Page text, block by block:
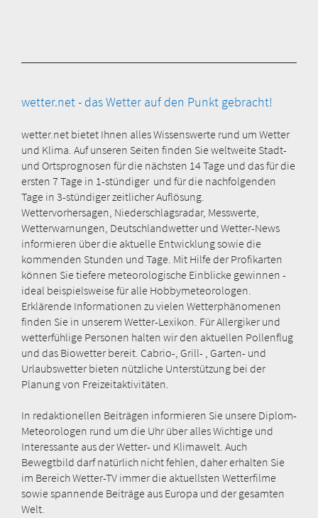
wetter.net - das Wetter auf den Punkt gebracht!
wetter.net bietet Ihnen alles Wissenswerte rund um Wetter
und Klima. Auf unseren Seiten finden Sie weltweite Stadt-
und Ortsprognosen für die nächsten 14 Tage und das für die
ersten 7 Tage in 1-stündiger und für die nachfolgenden
Tage in 3-stündiger zeitlicher Auflösung.
Wettervorhersagen, Niederschlagsradar, Messwerte,
Wetterwarnungen, Deutschlandwetter und Wetter-News
informieren über die aktuelle Entwicklung sowie die
kommenden Stunden und Tage. Mit Hilfe der Profikarten
können Sie tiefere meteorologische Einblicke gewinnen -
ideal beispielsweise für alle Hobbymeteorologen.
Erklärende Informationen zu vielen Wetterphänomenen
finden Sie in unserem Wetter-Lexikon. Für Allergiker und
wetterfühlige Personen halten wir den aktuellen Pollenflug
und das Biowetter bereit. Cabrio-, Grill- , Garten- und
Urlaubswetter bieten nützliche Unterstützung bei der
Planung von Freizeitaktivitäten.
In redaktionellen Beiträgen informieren Sie unsere Diplom-
Meteorologen rund um die Uhr über alles Wichtige und
Interessante aus der Wetter- und Klimawelt. Auch
Bewegtbild darf natürlich nicht fehlen, daher erhalten Sie
im Bereich Wetter-TV immer die aktuellsten Wetterfilme
sowie spannende Beiträge aus Europa und der gesamten
Welt.